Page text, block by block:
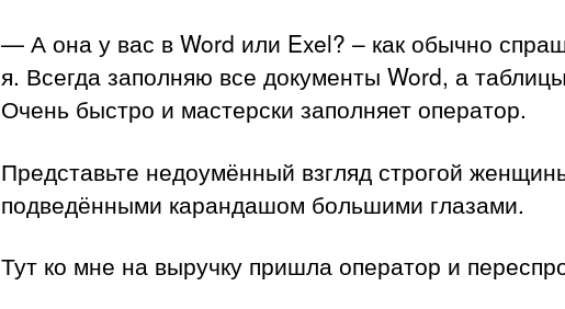
— А она у вас в Word или Exel? – как обычно
я. Всегда заполняю все документы Word, а
Очень быстро и мастерски заполняет оператор.
Представьте недоумённый взгляд строгой
подведёнными карандашом большими глазами.
Тут ко мне на выручку пришла оператор и